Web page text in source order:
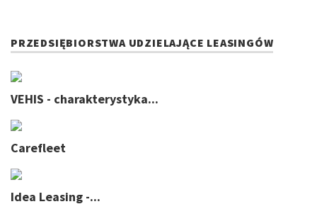
PRZEDSIĘBIORSTWA UDZIELAJĄCE LEASINGÓW
VEHIS - charakterystyka...
Carefleet
Idea Leasing -...